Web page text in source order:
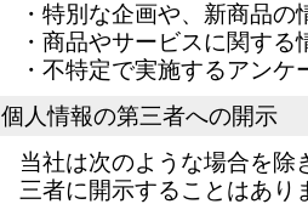
・特別な企画や、新商品
・商品やサービスに関す
・不特定で実施するアン
個人情報の第三者への開示
当社は次のような場合を除
三者に開示することはあり